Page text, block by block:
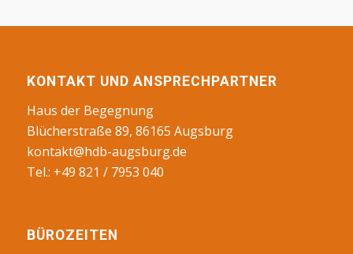
KONTAKT UND ANSPRECHPARTNER
Haus der Begegnung
Blücherstraße 89, 86165 Augsburg
kontakt@hdb-augsburg.de
Tel.: +49 821 / 7953 040
BÜROZEITEN